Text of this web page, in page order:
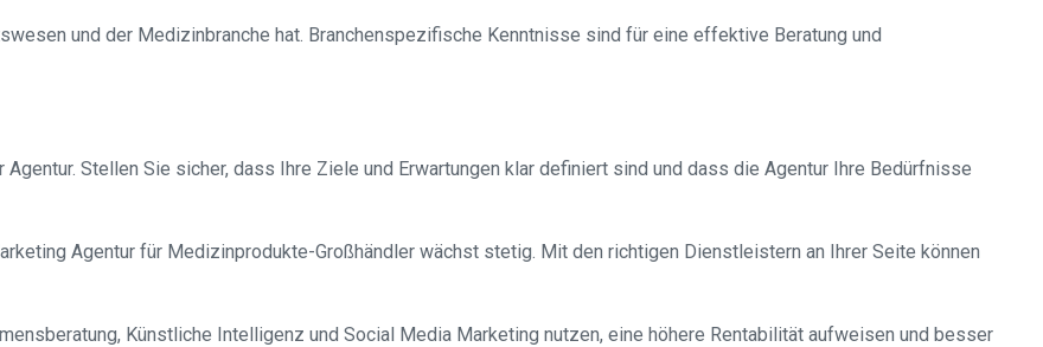
und der Medizinbranche hat. Branchenspezifische Kenntnisse sind für eine effektive Beratung und
Stellen Sie sicher, dass Ihre Ziele und Erwartungen klar definiert sind und dass die Agentur Ihre Bedürfnisse
Agentur für Medizinprodukte-Großhändler wächst stetig. Mit den richtigen Dienstleistern an Ihrer Seite können
Künstliche Intelligenz und Social Media Marketing nutzen, eine höhere Rentabilität aufweisen und besser